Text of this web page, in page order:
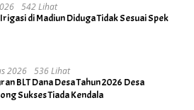
542 Lihat
di Madiun Diduga Tidak Sesuai Spek
2026 536 Lihat
BLT Dana Desa Tahun 2026 Desa
Sukses Tiada Kendala